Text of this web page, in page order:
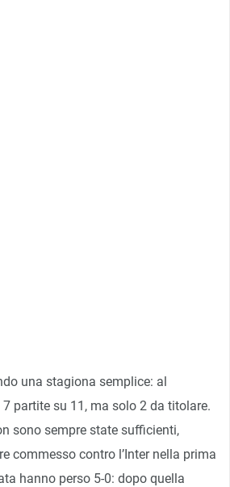
una stagiona semplice: al
partite su 11, ma solo 2 da titolare.
sono sempre state sufficienti,
commesso contro l’Inter nella prima
hanno perso 5-0: dopo quella